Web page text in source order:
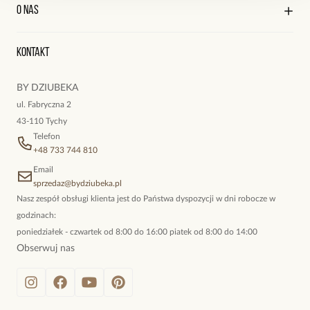
Reklamacje i zwroty
Edycja profilu
O nas
Oryginalne naszyjniki, topowe bransoletki, okazałe kolczyki,
Kontakt
BY DZIUBEKA
ul. Fabryczna 2
43-110 Tychy
Telefon
+48 733 744 810
Email
sprzedaz@bydziubeka.pl
Nasz zespół obsługi klienta jest do Państwa dyspozycji w dni robocze w
godzinach:
poniedziałek - czwartek od 8:00 do 16:00 piatek od 8:00 do 14:00
Obserwuj nas